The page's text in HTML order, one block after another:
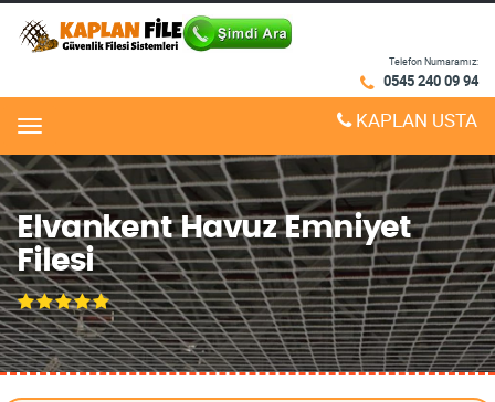
Telefon Numaramız:
0545 240 09 94
Menu KAPLAN USTA
Elvankent Havuz Emniyet
Filesi